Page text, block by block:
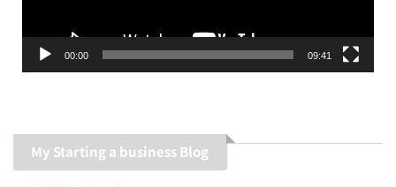
00:00 09:41
My Starting a business Blog